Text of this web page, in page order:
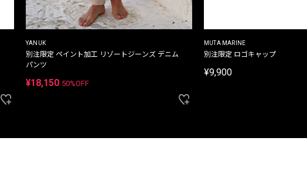
YANUK
別注限定 ペイント加工 リゾートジーンズ デニム
パンツ
¥18,150 50%OFF
MUTA MARINE
別注限定 ロゴキャップ
¥9,900